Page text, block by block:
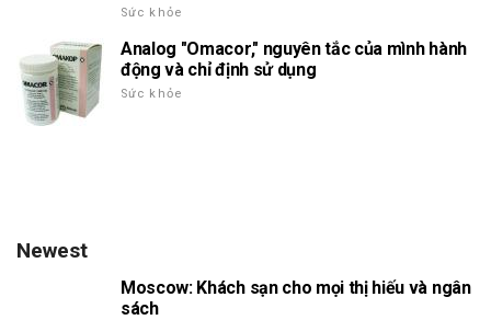
Sức khỏe
Analog "Omacor," nguyên tắc của mình hành
động và chỉ định sử dụng
Sức khỏe
Newest
Moscow: Khách sạn cho mọi thị hiếu và ngân
sách